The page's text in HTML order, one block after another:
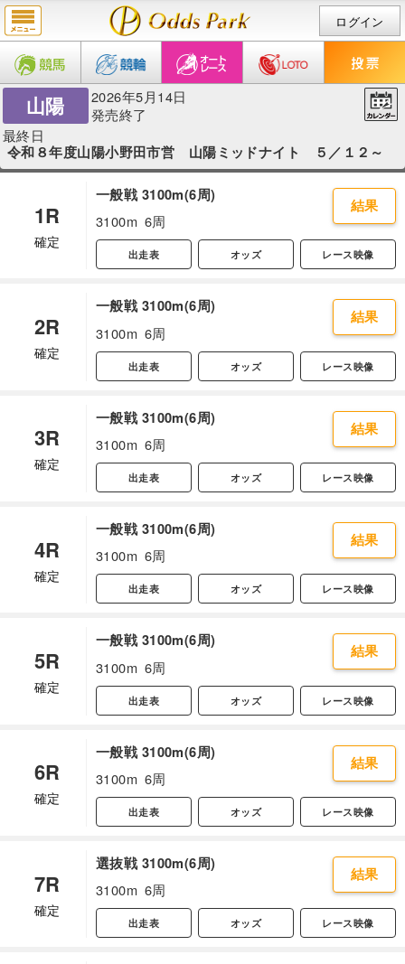
ログイン
山陽
2026年5月14日
発売終了
最終日
令和８年度山陽小野田市営 山陽ミッドナイト ５／１２～
1R
確定
一般戦 3100m(6周)
3100m 6周
結果
出走表 オッズ レース映像
2R
確定
一般戦 3100m(6周)
3100m 6周
結果
出走表 オッズ レース映像
3R
確定
一般戦 3100m(6周)
3100m 6周
結果
出走表 オッズ レース映像
4R
確定
一般戦 3100m(6周)
3100m 6周
結果
出走表 オッズ レース映像
5R
確定
一般戦 3100m(6周)
3100m 6周
結果
出走表 オッズ レース映像
6R
確定
一般戦 3100m(6周)
3100m 6周
結果
出走表 オッズ レース映像
7R
確定
選抜戦 3100m(6周)
3100m 6周
結果
出走表 オッズ レース映像